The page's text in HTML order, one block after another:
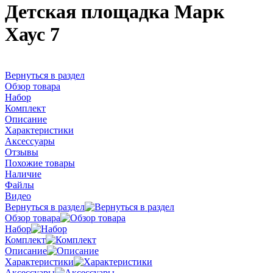
Детская площадка Марк
Хаус 7
Вернуться в раздел
Обзор товара
Набор
Комплект
Описание
Характеристики
Аксессуары
Отзывы
Похожие товары
Наличие
Файлы
Видео
Вернуться в раздел
Обзор товара
Набор
Комплект
Описание
Характеристики